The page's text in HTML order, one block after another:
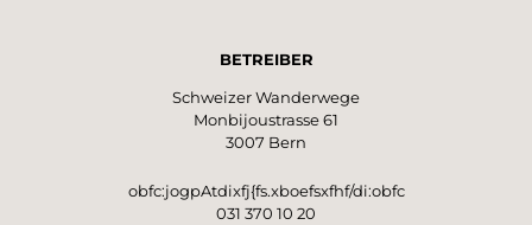
BETREIBER
Schweizer Wanderwege
Monbijoustrasse 61
3007 Bern
obfc:jogpAtdixfj{fs.xboefsxfhf/di:obfc
031 370 10 20